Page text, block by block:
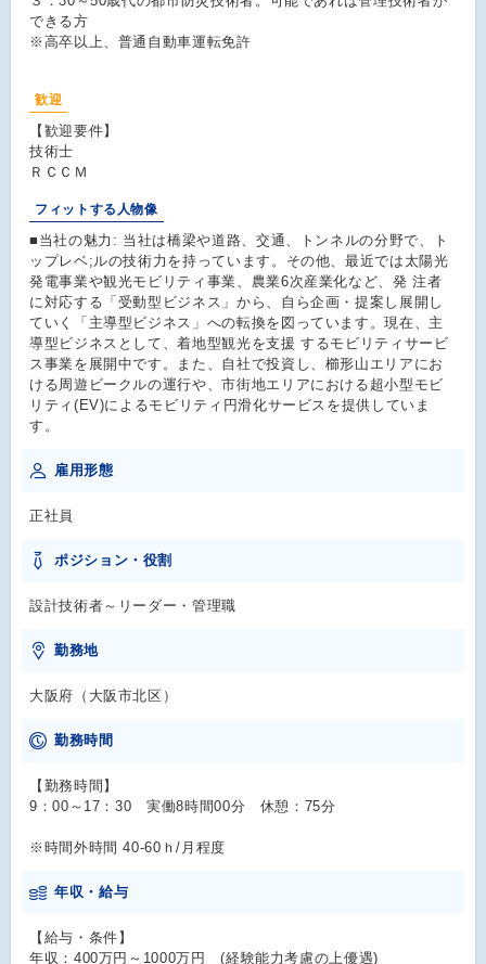
できる方
※高卒以上、普通自動車運転免許
歓迎
【歓迎要件】
技術士
ＲＣＣＭ
フィットする人物像
■当社の魅力: 当社は橋梁や道路、交通、トンネルの分野で、ト
ップレベ;ルの技術力を持っています。その他、最近では太陽光
発電事業や観光モビリティ事業、農業6次産業化など、発 注者
に対応する「受動型ビジネス」から、自ら企画・提案し展開し
ていく「主導型ビジネス」への転換を図っています。現在、主
導型ビジネスとして、着地型観光を支援 するモビリティサービ
ス事業を展開中です。また、自社で投資し、櫛形山エリアにお
ける周遊ビークルの運行や、市街地エリアにおける超小型モビ
リティ(EV)によるモビリティ円滑化サービスを提供していま
す。
雇用形態
正社員
ポジション・役割
設計技術者～リーダー・管理職
勤務地
大阪府（大阪市北区）
勤務時間
【勤務時間】
9：00～17：30 実働8時間00分 休憩：75分
※時間外時間 40-60ｈ/月程度
年収・給与
【給与・条件】
年収：400万円～1000万円 (経験能力考慮の上優遇)